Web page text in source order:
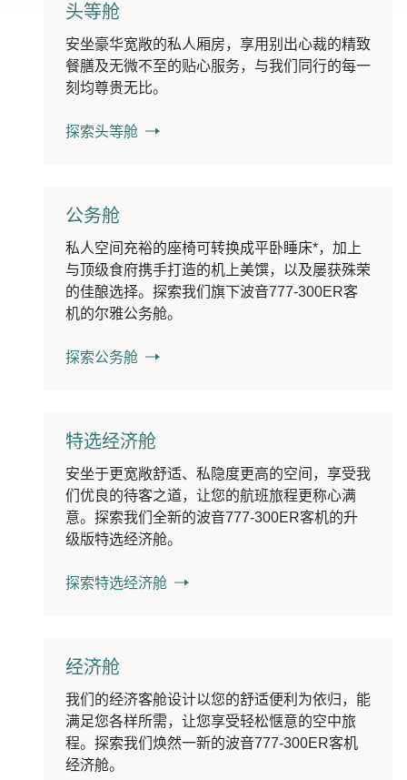
头等舱
安坐豪华宽敞的私人厢房，享用别出心裁的精致
餐膳及无微不至的贴心服务，与我们同行的每一
刻均尊贵无比。
探索头等舱
公务舱
私人空间充裕的座椅可转换成平卧睡床*，加上
与顶级食府携手打造的机上美馔，以及屡获殊荣
的佳酿选择。探索我们旗下波音777-300ER客
机的尔雅公务舱。
探索公务舱
特选经济舱
安坐于更宽敞舒适、私隐度更高的空间，享受我
们优良的待客之道，让您的航班旅程更称心满
意。探索我们全新的波音777-300ER客机的升
级版特选经济舱。
探索特选经济舱
经济舱
我们的经济客舱设计以您的舒适便利为依归，能
满足您各样所需，让您享受轻松惬意的空中旅
程。探索我们焕然一新的波音777-300ER客机
经济舱。